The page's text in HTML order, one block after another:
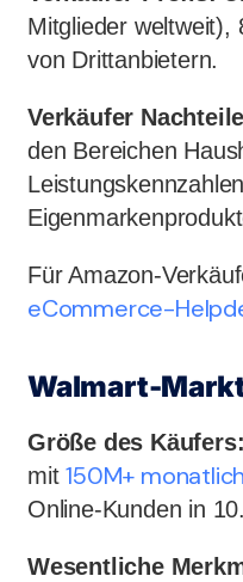
Mitglieder weltweit),
von Drittanbietern.
Verkäufer
den Bereichen
Für Amazon-
eCommerce-
Walmart-
Größe des Käufers:
mit150M+ monatlich
Online-Kunden in
Wesentliche